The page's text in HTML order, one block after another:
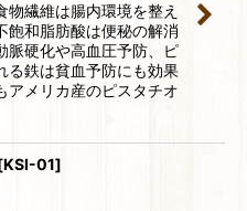
物繊維は腸内環境を整え
飽和脂肪酸は便秘の解消
脈硬化や高血圧予防、ピ
る鉄は貧血予防にも効果
アメリカ産のピスタチオ
KSI-01]